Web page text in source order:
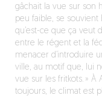
gâchait la vue sur son
peu faible, se souvient
qu’est-ce que ça veut
entre le régent et la
menacer d’introduire
ville, au motif que, lui
vue sur les fritkots. » À
toujours, le climat est